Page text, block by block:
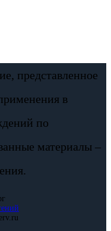
представленное
в
по
материалы –